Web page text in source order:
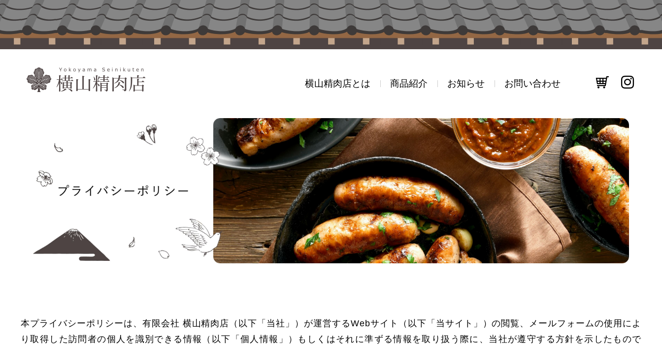
横山精肉店とは 商品紹介 お知らせ お問い合わせ
本プライバシーポリシーは、有限会社 横山精肉店（以下「当社」）が運営するWebサイト（以下「当サイト」）の閲覧、メールフォームの使用によ
り取得した訪問者の個人を識別できる情報（以下「個人情報」）もしくはそれに準ずる情報を取り扱う際に、当社が遵守する方針を示したもので